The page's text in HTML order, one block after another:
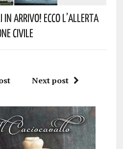
In Arrivo! Ecco L’allerta
Civile
Next post